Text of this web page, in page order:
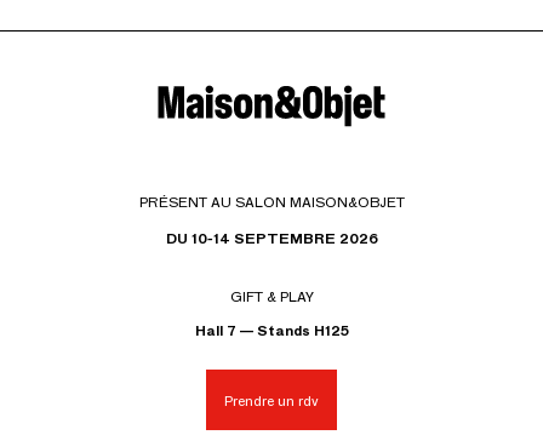
PRÉSENT AU SALON MAISON&OBJET
DU 10-14 SEPTEMBRE 2026
GIFT & PLAY
Hall 7 — Stands H125
Prendre un rdv